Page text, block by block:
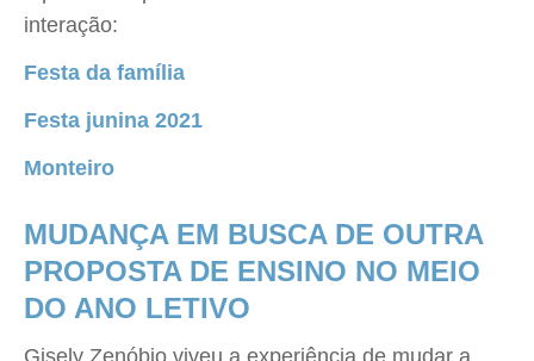
interação:
Festa da família
Festa junina 2021
Monteiro
MUDANÇA EM BUSCA DE OUTRA
PROPOSTA DE ENSINO NO MEIO
DO ANO LETIVO
Gisely Zenóbio viveu a experiência de mudar a